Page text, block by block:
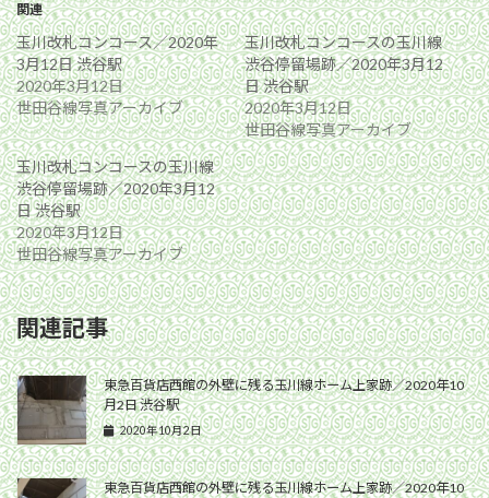
関連
玉川改札コンコース／2020年
3月12日 渋谷駅
2020年3月12日
世田谷線写真アーカイブ
玉川改札コンコースの玉川線
渋谷停留場跡／2020年3月12
日 渋谷駅
2020年3月12日
世田谷線写真アーカイブ
玉川改札コンコースの玉川線
渋谷停留場跡／2020年3月12
日 渋谷駅
2020年3月12日
世田谷線写真アーカイブ
関連記事
東急百貨店西館の外壁に残る玉川線ホーム上家跡／2020年10
月2日 渋谷駅
2020年10月2日
東急百貨店西館の外壁に残る玉川線ホーム上家跡／2020年10